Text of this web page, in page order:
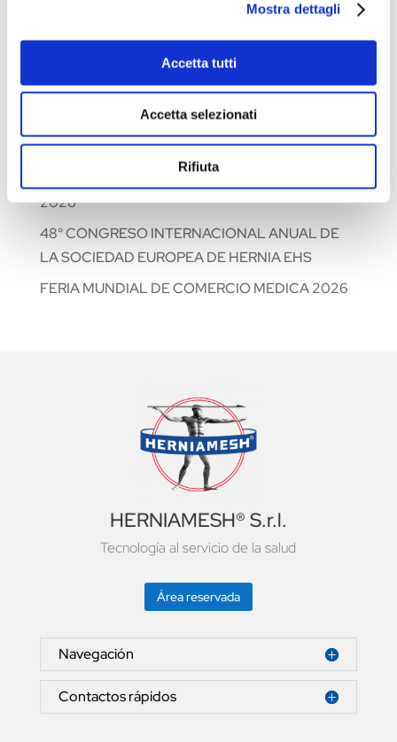
Mostra dettagli
Accetta tutti
Accetta selezionati
Rifiuta
CURSO DE FORMACIÓN: ESCUELA SIC-ISHAWS
– PASO I
– PASO II
XXXV CONGRESO NACIONAL DE LA
2026
48° CONGRESO INTERNACIONAL ANUAL DE
LA SOCIEDAD EUROPEA DE HERNIA EHS
FERIA MUNDIAL DE COMERCIO MEDICA 2026
HERNIAMESH® S.r.l.
Tecnología al servicio de la salud
Área reservada
Navegación
Contactos rápidos